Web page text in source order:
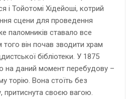
і Тойотомі Хідейоші, котрий
сцени для проведення
паломників ставало все
того він почав зводити храм
бібліотеки. У 1875
на даний момент перебудову –
торію. Вона стоїть без
своєю вагою.